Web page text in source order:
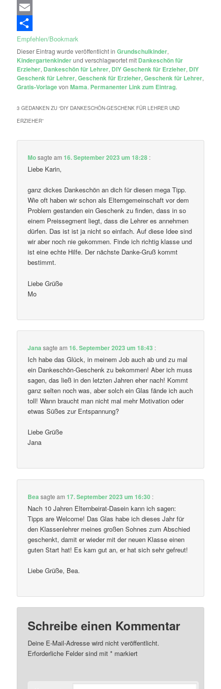
Email
Empfehlen/Bookmark
Dieser Eintrag wurde veröffentlicht inGrundschulkinder,
Kindergartenkinderund verschlagwortet mit Dankeschön für
Erzieher, Dankeschön für Lehrer, DIY Geschenk für Erzieher, DIY
Geschenk für Lehrer,Geschenk für Erzieher,Geschenk für Lehrer,
Gratis-VorlagevonMama. Permanenter Link zum Eintrag.
3 GEDANKEN ZU “DIY DANKESCHÖN-GESCHENK FÜR LEHRER UND
ERZIEHER”
Mosagte am16. September 2023 um 18:28 :
Liebe Karin,
ganz dickes Dankeschön an dich für diesen mega Tipp.
Wie oft haben wir schon als Elterngemeinschaft vor dem
Problem gestanden ein Geschenk zu finden, dass in so
einem Preissegment liegt, dass die Lehrer es annehmen
dürfen. Das ist ist ja nicht so einfach. Auf diese Idee sind
wir aber noch nie gekommen. Finde ich richtig klasse und
ist eine echte Hilfe. Der nächste Danke-Gruß kommt
bestimmt.
Liebe Grüße
Mo
Jana sagte am16. September 2023 um 18:43 :
Ich habe das Glück, in meinem Job auch ab und zu mal
ein Dankeschön-Geschenk zu bekommen! Aber ich muss
sagen, das ließ in den letzten Jahren eher nach! Kommt
ganz selten noch was, aber solch ein Glas fände ich auch
toll! Wann braucht man nicht mal mehr Motivation oder
etwas Süßes zur Entspannung?
Liebe Grüße
Jana
Bea sagte am17. September 2023 um 16:30 :
Nach 10 Jahren Elternbeirat-Dasein kann ich sagen:
Tipps are Welcome! Das Glas habe ich dieses Jahr für
den Klassenlehrer meines großen Sohnes zum Abschied
geschenkt, damit er wieder mit der neuen Klasse einen
guten Start hat! Es kam gut an, er hat sich sehr gefreut!
Liebe Grüße, Bea.
Schreibe einen Kommentar
Deine E-Mail-Adresse wird nicht veröffentlicht.
Erforderliche Felder sind mit* markiert